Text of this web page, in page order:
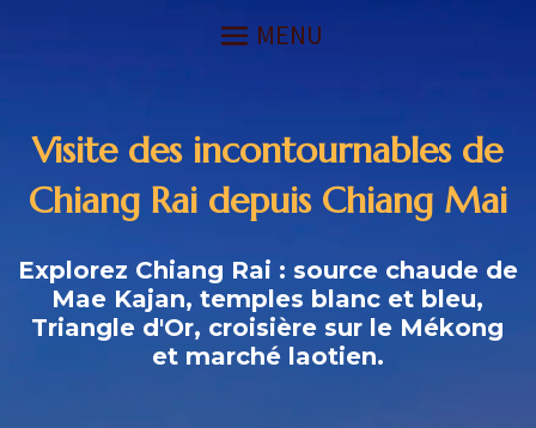
Visite des incontournables de
Chiang Rai depuis Chiang Mai
Explorez Chiang Rai : source chaude de
Mae Kajan, temples blanc et bleu,
Triangle d'Or, croisière sur le Mékong
et marché laotien.